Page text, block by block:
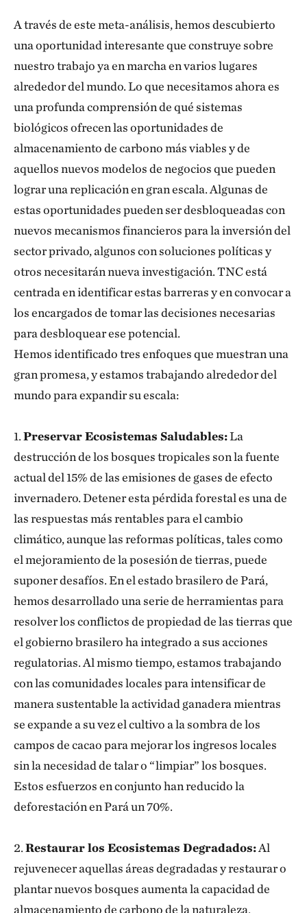
A través de este meta-análisis, hemos descubierto
una oportunidad interesante que construye sobre
nuestro trabajo ya en marcha en varios lugares
alrededor del mundo. Lo que necesitamos ahora es
una profunda comprensión de qué sistemas
biológicos ofrecen las oportunidades de
almacenamiento de carbono más viables y de
aquellos nuevos modelos de negocios que pueden
lograr una replicación en gran escala. Algunas de
estas oportunidades pueden ser desbloqueadas con
nuevos mecanismos financieros para la inversión del
sector privado, algunos con soluciones políticas y
otros necesitarán nueva investigación. TNC está
centrada en identificar estas barreras y en convocar a
los encargados de tomar las decisiones necesarias
para desbloquear ese potencial.
Hemos identificado tres enfoques que muestran una
gran promesa, y estamos trabajando alrededor del
mundo para expandir su escala:
1.Preservar Ecosistemas Saludables:La
destrucción de los bosques tropicales son la fuente
actual del 15% de las emisiones de gases de efecto
invernadero. Detener esta pérdida forestal es una de
las respuestas más rentables para el cambio
climático, aunque las reformas políticas, tales como
el mejoramiento de la posesión de tierras, puede
suponer desafíos. En el estado brasilero de Pará,
hemos desarrollado una serie de herramientas para
resolver los conflictos de propiedad de las tierras que
el gobierno brasilero ha integrado a sus acciones
regulatorias. Al mismo tiempo, estamos trabajando
con las comunidades locales para intensificar de
manera sustentable la actividad ganadera mientras
se expande a su vez el cultivo a la sombra de los
campos de cacao para mejorar los ingresos locales
sin la necesidad de talar o “limpiar” los bosques.
Estos esfuerzos en conjunto han reducido la
deforestación en Pará un 70%.
2.Restaurar los Ecosistemas Degradados:Al
rejuvenecer aquellas áreas degradadas y restaurar o
plantar nuevos bosques aumenta la capacidad de
almacenamiento de carbono de la naturaleza.